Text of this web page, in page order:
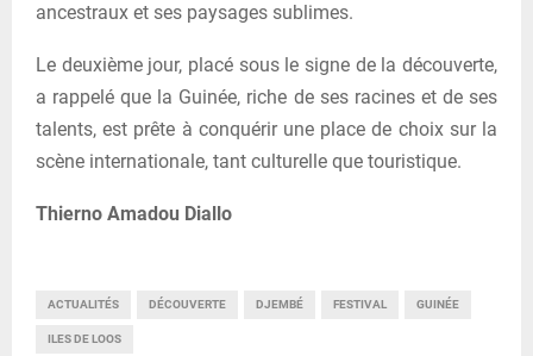
ancestraux et ses paysages sublimes.
Le deuxième jour, placé sous le signe de la découverte,
a rappelé que la Guinée, riche de ses racines et de ses
talents, est prête à conquérir une place de choix sur la
scène internationale, tant culturelle que touristique.
Thierno Amadou Diallo
ACTUALITÉS DÉCOUVERTE DJEMBÉ FESTIVAL GUINÉE
ILES DE LOOS